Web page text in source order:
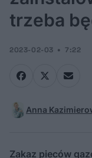
trzeba
2023-02-03 7:22
Anna
Zakaz pieców